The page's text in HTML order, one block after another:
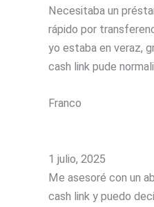
Necesitaba un
rápido por
yo estaba en veraz,
cash link pude
Franco
1 julio, 2025
Me asesoré con un
cash link y puedo